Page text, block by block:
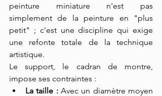
peinture miniature n'est pas
simplement de la peinture en "plus
petit" ; c'est une discipline qui exige
une refonte totale de la technique
artistique.
Le support, le cadran de montre,
impose ses contraintes :
La taille : Avec un diamètre moyen